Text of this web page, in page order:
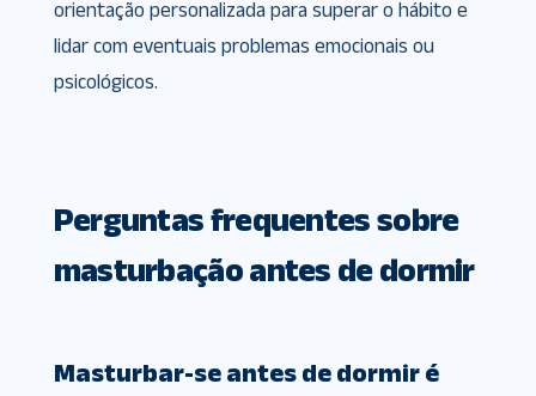
orientação personalizada para superar o hábito e
lidar com eventuais problemas emocionais ou
psicológicos.
Perguntas frequentes sobre
masturbação antes de dormir
Masturbar-se antes de dormir é